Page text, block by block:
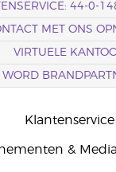
44-0-
MET ONS
VIRTUELE
WORD
Klantenservice
&